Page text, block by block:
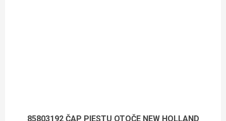
85803192 ČAP PIESTU OTOČE NEW HOLLAND